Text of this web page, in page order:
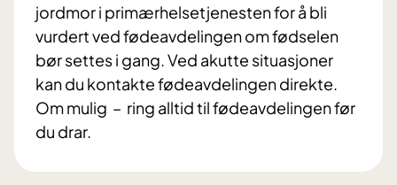
jordmor i primærhelsetjenesten for å bli
vurdert ved fødeavdelingen om fødselen
bør settes i gang. Ved akutte situasjoner
kan du kontakte fødeavdelingen direkte.
Om mulig – ring alltid til fødeavdelingen før
du drar.